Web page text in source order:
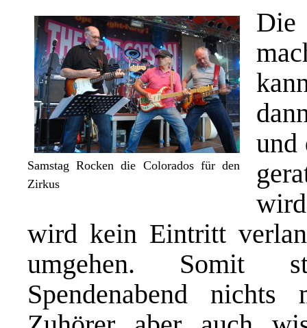
Samstag Rocken die Colorados für den
Zirkus
und
wird kein Eintritt
umgehen. Somit
Spendenabend